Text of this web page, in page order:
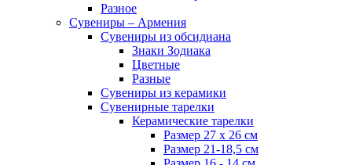
Разное
Сувениры – Армения
Сувениры из обсидиана
Знаки Зодиака
Цветные
Разные
Сувениры из керамики
Сувенирные тарелки
Керамические тарелки
Размер 27 х 26 см
Размер 21-18,5 см